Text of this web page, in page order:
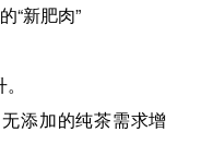
“新肥肉”
添加的纯茶需求增